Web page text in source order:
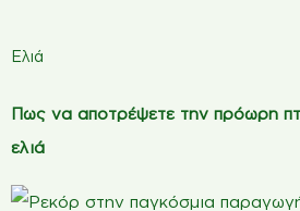
Ελιά
Πως να αποτρέψετε την πρόωρη
ελιά